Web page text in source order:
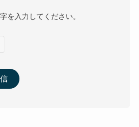
を入力してください。